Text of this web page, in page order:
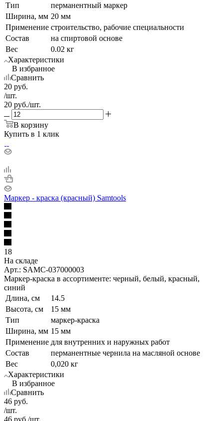
Тип
перманентный маркер
Ширина, мм 20 мм
Применение строительство, рабочие специальности
Состав
на спиртовой основе
Вес
0.02 кг
Характеристики
В избранное
Сравнить
20 руб.
/шт.
20 руб./шт.
В корзину
Купить в 1 клик
Маркер - краска (красный) Samtools
18
На складе
Арт.: SAMC-037000003
Маркер-краска в ассортименте: черный, белый, красный,
синий
Длина, см
14.5
Высота, см
15 мм
Тип
маркер-краска
Ширина, мм 15 мм
Применение для внутренних и наружных работ
Состав
перманентные чернила на масляной основе
Вес
0,020 кг
Характеристики
В избранное
Сравнить
46 руб.
/шт.
46 руб./шт.